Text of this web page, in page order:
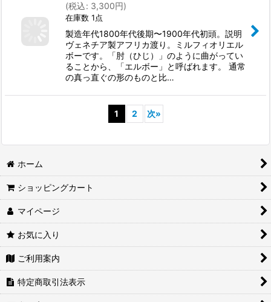
(税込: 3,300円)
在庫数 1点
製造年代1800年代後期〜1900年代初頭。説明
ヴェネチア製アフリカ渡り。ミルフィオリエル
ボーです。「肘（ひじ）」のように曲がってい
ることから、「エルボー」と呼ばれます。 通常
の真っ直ぐの形のものと比…
1 2 次»
ホーム
ショッピングカート
マイページ
お気に入り
ご利用案内
特定商取引法表示